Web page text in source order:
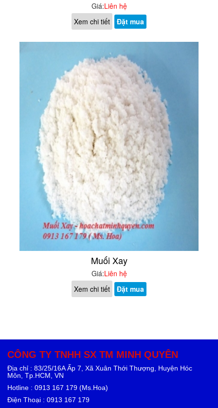
Giá:Liên hệ
Xem chi tiết
Đặt mua
Muối Xay
Giá:Liên hệ
Xem chi tiết
Đặt mua
CÔNG TY TNHH SX TM MINH QUYÊN
Địa chỉ : 83/25/16A Ấp 7, Xã Xuân Thới Thượng, Huyện Hóc
Môn, Tp.HCM, VN
Hotline : 0913 167 179 (Ms.Hoa)
Điện Thoại : 0913 167 179